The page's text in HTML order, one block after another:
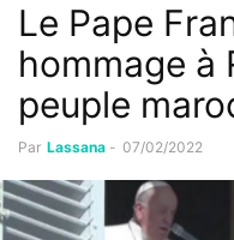
Le Pape
hommage à
peuple
Par Lassana - 07/02/2022